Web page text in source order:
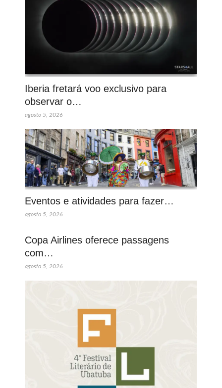
Iberia fretará voo exclusivo para
observar o…
agosto 5, 2026
Eventos e atividades para fazer…
agosto 5, 2026
Copa Airlines oferece passagens
com…
agosto 5, 2026